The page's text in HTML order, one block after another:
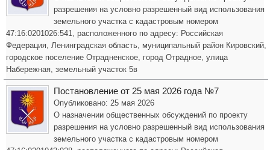
разрешения на условно разрешенный вид использования
земельного участка с кадастровым номером
47:16:0201026:541, расположенного по адресу: Российская
Федерация, Ленинградская область, муниципальный район Кировский,
городское поселение Отрадненское, город Отрадное, улица
Набережная, земельный участок 5в
Постановление от 25 мая 2026 года №7
Опубликовано: 25 мая 2026
О назначении общественных обсуждений по проекту
разрешения на условно разрешенный вид использования
земельного участка с кадастровым номером